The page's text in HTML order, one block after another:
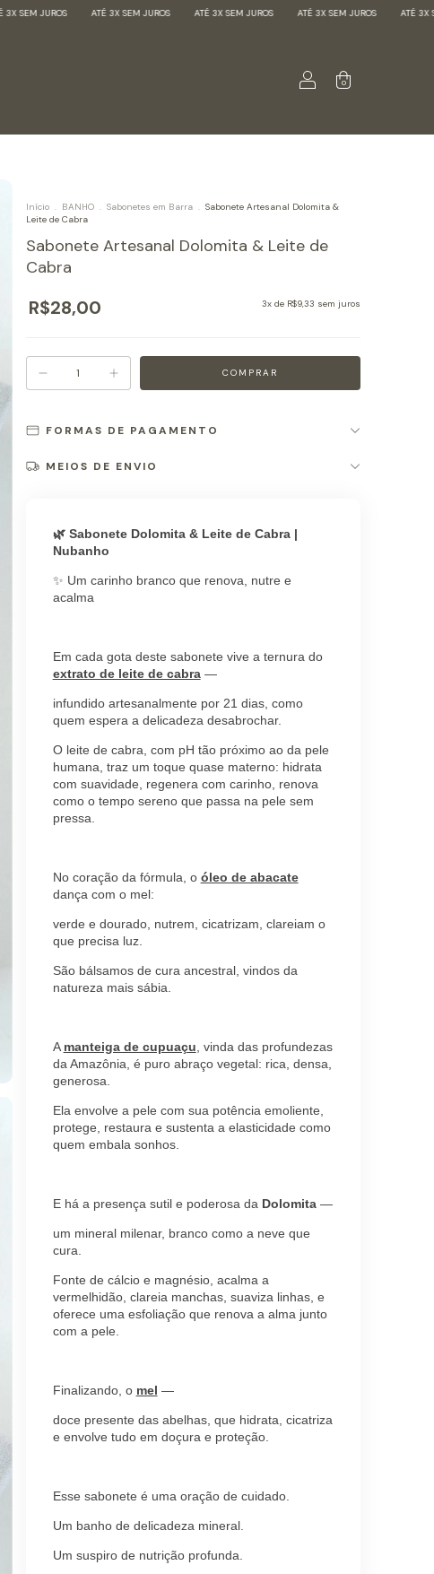
SEM JUROS ATÉ 3X SEM JUROS ATÉ 3X SEM JUROS ATÉ 3X SEM JUROS ATÉ 3X
0
Início . BANHO . Sabonetes em Barra . Sabonete Artesanal Dolomita &
Leite de Cabra
Sabonete Artesanal Dolomita & Leite de
Cabra
R$28,00 3x de R$9,33 sem juros
FORMAS DE PAGAMENTO
MEIOS DE ENVIO
🌿 Sabonete Dolomita & Leite de Cabra |
Nubanho
✨ Um carinho branco que renova, nutre e
acalma
Em cada gota deste sabonete vive a ternura do
extrato de leite de cabra—
infundido artesanalmente por 21 dias, como
quem espera a delicadeza desabrochar.
O leite de cabra, com pH tão próximo ao da pele
humana, traz um toque quase materno: hidrata
com suavidade, regenera com carinho, renova
como o tempo sereno que passa na pele sem
pressa.
No coração da fórmula, o óleo de abacate
dança com o mel:
verde e dourado, nutrem, cicatrizam, clareiam o
que precisa luz.
São bálsamos de cura ancestral, vindos da
natureza mais sábia.
A manteiga de cupuaçu , vinda das profundezas
da Amazônia, é puro abraço vegetal: rica, densa,
generosa.
Ela envolve a pele com sua potência emoliente,
protege, restaura e sustenta a elasticidade como
quem embala sonhos.
E há a presença sutil e poderosa da Dolomita—
um mineral milenar, branco como a neve que
cura.
Fonte de cálcio e magnésio, acalma a
vermelhidão, clareia manchas, suaviza linhas, e
oferece uma esfoliação que renova a alma junto
com a pele.
Finalizando, o mel —
doce presente das abelhas, que hidrata, cicatriza
e envolve tudo em doçura e proteção.
Esse sabonete é uma oração de cuidado.
Um banho de delicadeza mineral.
Um suspiro de nutrição profunda.